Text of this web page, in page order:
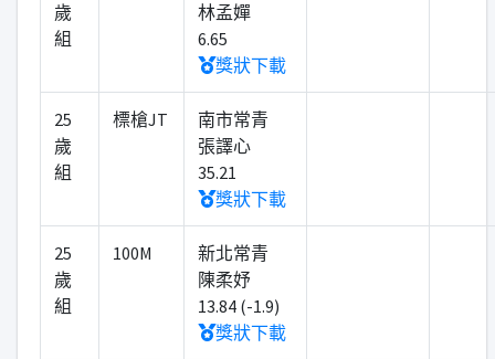
歲
組
林孟嬋
6.65
獎狀下載
25
歲
組
標槍JT
南市常青
張譯心
35.21
獎狀下載
25
歲
組
100M
新北常青
陳柔妤
13.84 (-1.9)
獎狀下載